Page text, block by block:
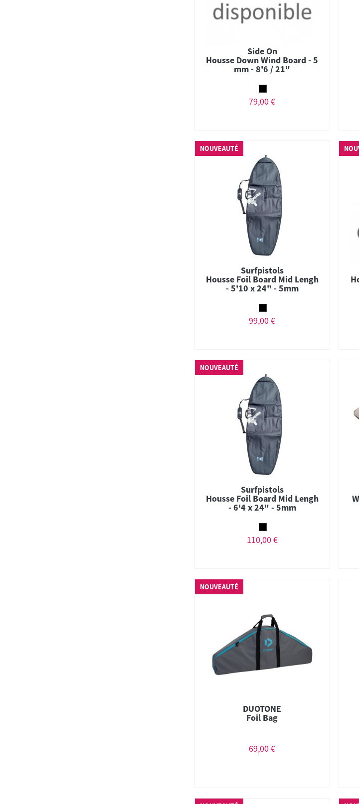
Side On
Housse Down Wind Board - 5
mm - 8'6 / 21"
79,00 €
NOUVEAUTÉ
Surfpistols
Housse Foil Board Mid Lengh
- 5'10 x 24" - 5mm
99,00 €
NOUVEAUTÉ
Surfpistols
Housse Foil Board Mid Lengh
- 6'4 x 24" - 5mm
110,00 €
NOUVEAUTÉ
DUOTONE
Foil Bag
69,00 €